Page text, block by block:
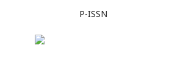
P-ISSN